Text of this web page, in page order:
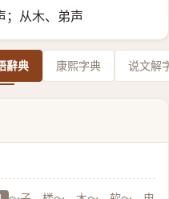
；从木、弟声
辭典 康熙字典 说文解